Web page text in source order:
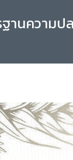
ฐานความ